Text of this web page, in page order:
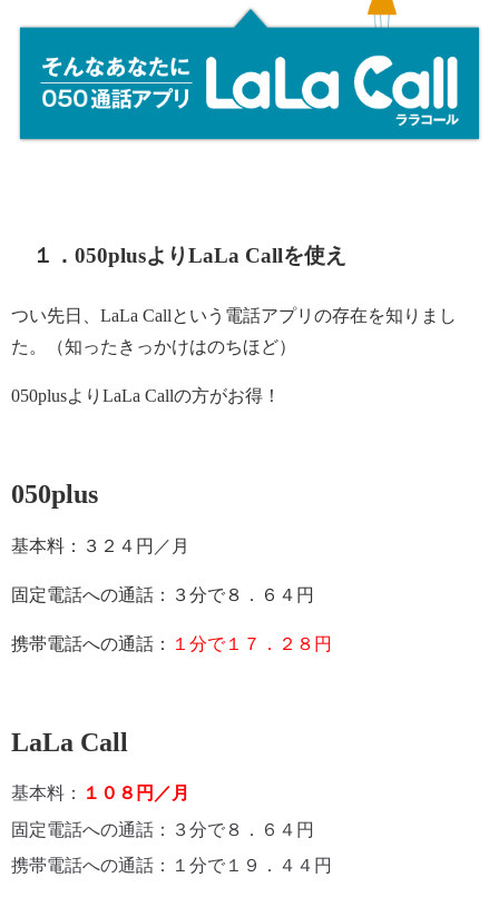
１．050plusよりLaLa Callを使え
つい先日、LaLa Callという電話アプリの存在を知りまし
た。（知ったきっかけはのちほど）
050plusよりLaLa Callの方がお得！
050plus
基本料：３２４円／月
固定電話への通話：３分で８．６４円
携帯電話への通話： １分で１７．２８円
LaLa Call
基本料： １０８円／月
固定電話への通話：３分で８．６４円
携帯電話への通話：１分で１９．４４円